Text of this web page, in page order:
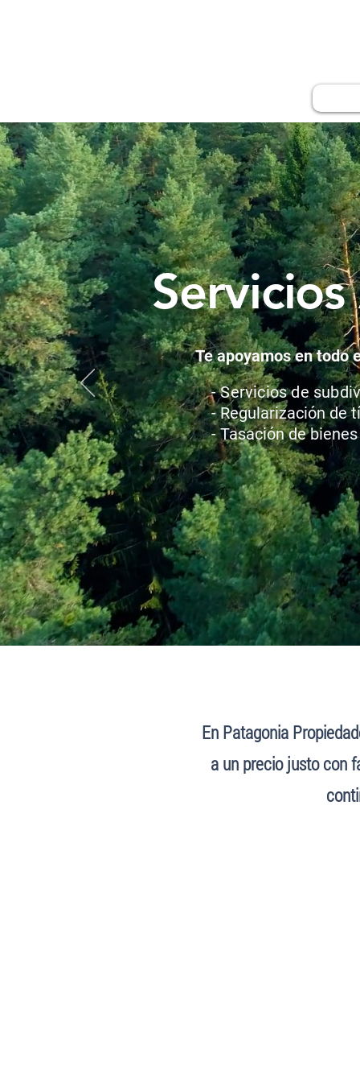
Te apoyamos en todo
- Servicios de
- Regularización de
- Tasación de
En Patagonia
a un precio justo con